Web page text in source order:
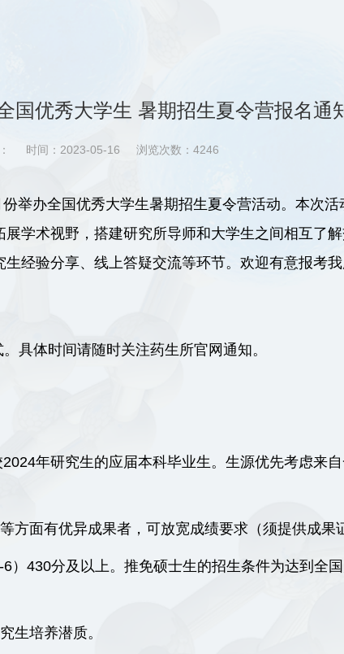
国优秀大学生 暑期招生夏令营报名通
： 时间：2023-05-16 浏览次数： 4246
举办全国优秀大学生暑期招生夏令营活动。本次
学术视野，搭建研究所导师和大学生之间相互了
经验分享、线上答疑交流等环节。欢迎有意报考我
具体时间请随时关注药生所官网通知。
年研究生的应届本科毕业生。生源优先考虑来
面有优异成果者，可放宽成绩要求（须提供成果
430分及以上。推免硕士生的招生条件为达到全国
生培养潜质。